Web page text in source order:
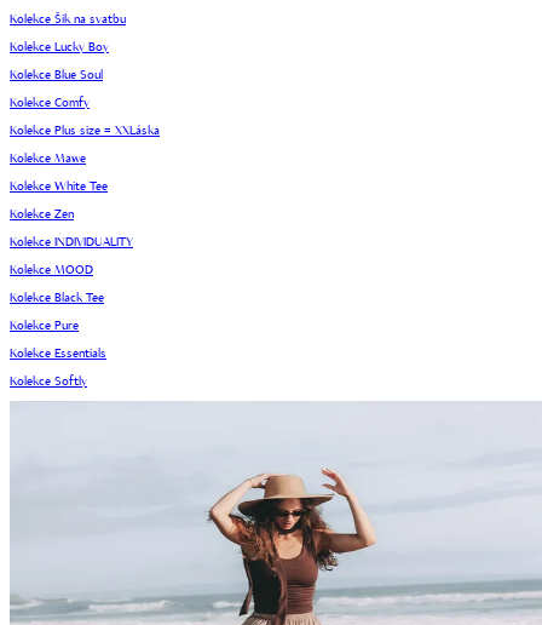
Kolekce Šik na svatbu
Kolekce Lucky Boy
Kolekce Blue Soul
Kolekce Comfy
Kolekce Plus size = XXLáska
Kolekce Mawe
Kolekce White Tee
Kolekce Zen
Kolekce INDIVIDUALITY
Kolekce MOOD
Kolekce Black Tee
Kolekce Pure
Kolekce Essentials
Kolekce Softly